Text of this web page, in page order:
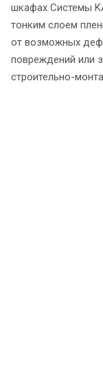
шкафах Системы
тонким слоем
от возможных
повреждений или
строительно-